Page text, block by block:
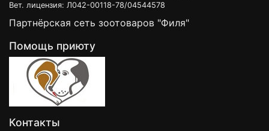
Вет. лицензия: Л042-00118-78/04544578
Партнёрская сеть зоотоваров "Филя"
Помощь приюту
Контакты